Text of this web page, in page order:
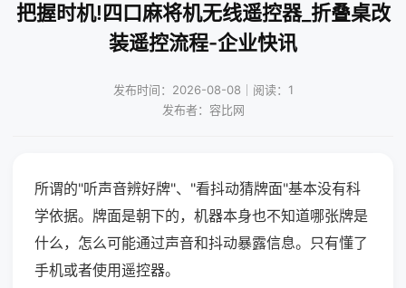
把握时机!四口麻将机无线遥控器_折叠桌改
装遥控流程-企业快讯
发布时间：2026-08-08｜阅读：1
发布者：容比网
所谓的"听声音辨好牌"、"看抖动猜牌面"基本没有科
学依据。牌面是朝下的，机器本身也不知道哪张牌是
什么，怎么可能通过声音和抖动暴露信息。只有懂了
手机或者使用遥控器。